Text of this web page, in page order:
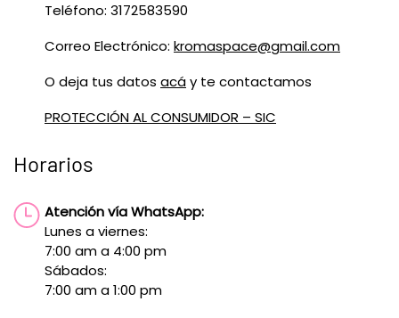
Teléfono: 3172583590
Correo Electrónico: kromaspace@gmail.com
O deja tus datos acáy te contactamos
PROTECCIÓN AL CONSUMIDOR – SIC
Horarios
Atención vía WhatsApp:
Lunes a viernes:
7:00 am a 4:00 pm
Sábados:
7:00 am a 1:00 pm